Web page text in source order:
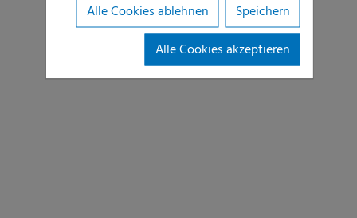
Alle Cookies ablehnen
Speichern
Alle Cookies akzeptieren